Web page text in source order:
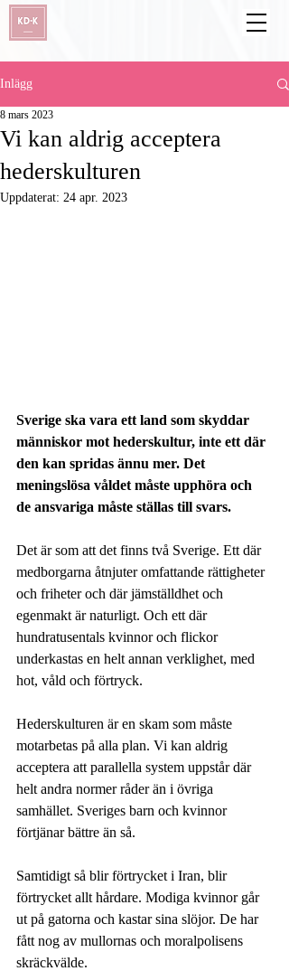
Inlägg
Vi kan aldrig acceptera
hederskulturen
8 mars 2023
Uppdaterat: 24 apr. 2023
Sverige ska vara ett land som skyddar
människor mot hederskultur, inte ett där
den kan spridas ännu mer. Det
meningslösa våldet måste upphöra och
de ansvariga måste ställas till svars.
Det är som att det finns två Sverige. Ett där
medborgarna åtnjuter omfattande rättigheter
och friheter och där jämställdhet och
egenmakt är naturligt. Och ett där
hundratusentals kvinnor och flickor
underkastas en helt annan verklighet, med
hot, våld och förtryck.
Hederskulturen är en skam som måste
motarbetas på alla plan. Vi kan aldrig
acceptera att parallella system uppstår där
helt andra normer råder än i övriga
samhället. Sveriges barn och kvinnor
förtjänar bättre än så.
Samtidigt så blir förtrycket i Iran, blir
förtrycket allt hårdare. Modiga kvinnor går
ut på gatorna och kastar sina slöjor. De har
fått nog av mullornas och moralpolisens
skräckvälde.